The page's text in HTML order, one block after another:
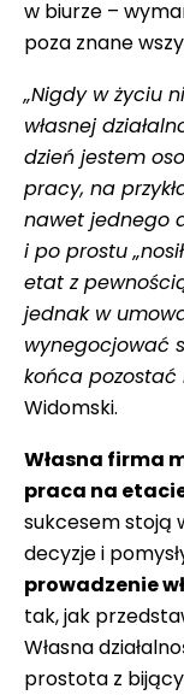
w biurze –
poza znane
„Nigdy w życiu
własnej
dzień jestem
pracy, na
nawet jednego
i po prostu
etat z
jednak w
wynegocjować
końca pozostać
Widomski.
Własna firma
praca na
sukcesem stoją
decyzje i
prowadzenie
tak, jak
Własna
prostota z